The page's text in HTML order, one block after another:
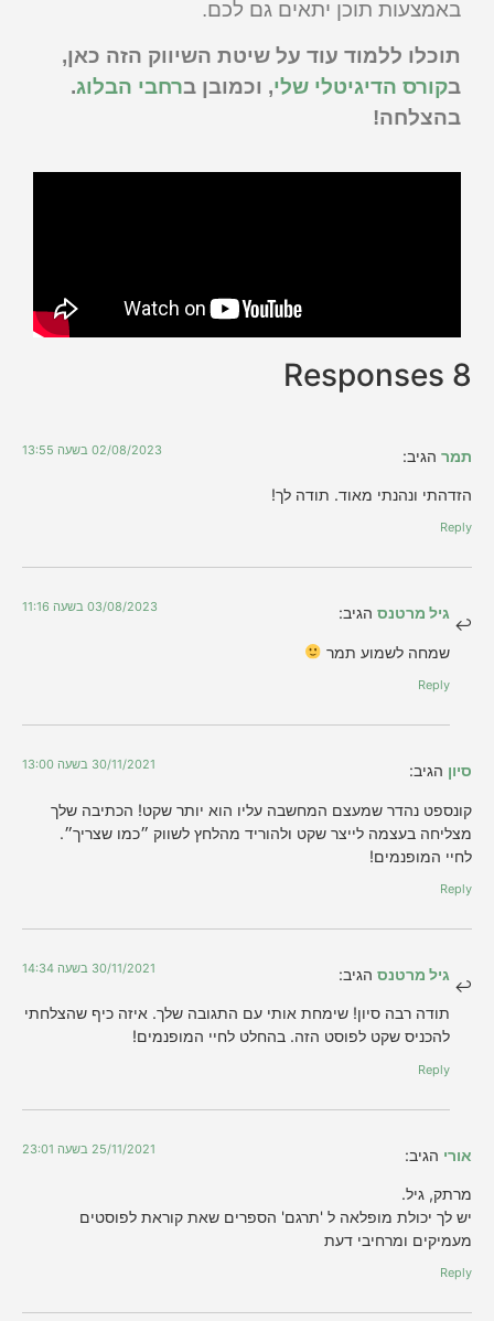
באמצעות תוכן יתאים גם לכם.
תוכלו ללמוד עוד על שיטת השיווק הזה כאן,
בקורס הדיגיטלי שלי, וכמובן ברחבי הבלוג.
בהצלחה!
8 Responses
תמר הגיב: 02/08/2023 בשעה 13:55
הזדהתי ונהנתי מאוד. תודה לך!
Reply
גיל מרטנס הגיב: 03/08/2023 בשעה 11:16
שמחה לשמוע תמר
Reply
סיון הגיב: 30/11/2021 בשעה 13:00
קונספט נהדר שמעצם המחשבה עליו הוא יותר שקט! הכתיבה שלך
מצליחה בעצמה לייצר שקט ולהוריד מהלחץ לשווק ״כמו שצריך״.
לחיי המופנמים!
Reply
גיל מרטנס הגיב: 30/11/2021 בשעה 14:34
תודה רבה סיון! שימחת אותי עם התגובה שלך. איזה כיף שהצלחתי
להכניס שקט לפוסט הזה. בהחלט לחיי המופנמים!
Reply
אורי הגיב: 25/11/2021 בשעה 23:01
מרתק, גיל.
יש לך יכולת מופלאה ל 'תרגם' הספרים שאת קוראת לפוסטים
מעמיקים ומרחיבי דעת
Reply